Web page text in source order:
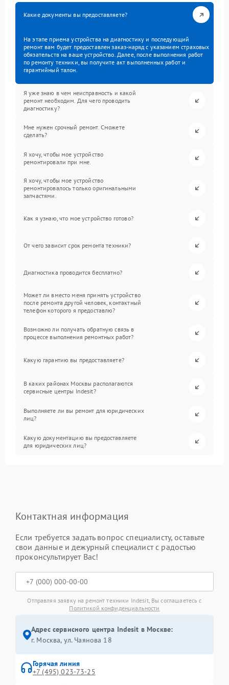
Какие документы вы предоставляете?
На этапе приема устройства на диагностику и последующий
ремонт вам будет предоставлен заказ-наряд с указанием страховых
обязательств на ваше устройство. Далее, после выполнения работ
по ремонту техники, вы получите акт выполненных работ и
гарантийный талон.
Я уже знаю в чем неисправность и какой
ремонт необходим. Для чего проводить
диагностику?
Мне нужен срочный ремонт. Сможете
сделать?
Я хочу, чтобы мое устройство
ремонтировали при мне.
Я хочу, чтобы мое устройство
ремонтировалось только оригинальными
запчастями.
Как я узнаю, что мое устройство готово?
От чего зависит срок ремонта техники?
Диагностика проводится бесплатно?
Может ли вместо меня принять устройство
после ремонта другой человек, контактный
телефон которого я предоставлю?
Возможно ли получать обратную связь в
процессе выполнения ремонтных работ?
Какую гарантию вы предоставляете?
В каких районах Москвы располагаются
сервисные центры Indesit?
Выполняете ли вы ремонт для юридических
лиц?
Какую документацию вы предоставляете
для юридических лиц?
Контактная информация
Если требуется задать вопрос специалисту, оставьте
свои данные и дежурный специалист с радостью
проконсультирует Вас!
Отправляя заявку на ремонт техники Indesit, Вы соглашаетесь с
Политикой конфиденциальности
Адрес сервисного центра Indesit в Москве:
г. Москва, ул. Чаянова 18
Горячая линия
+7 (495) 023-73-25